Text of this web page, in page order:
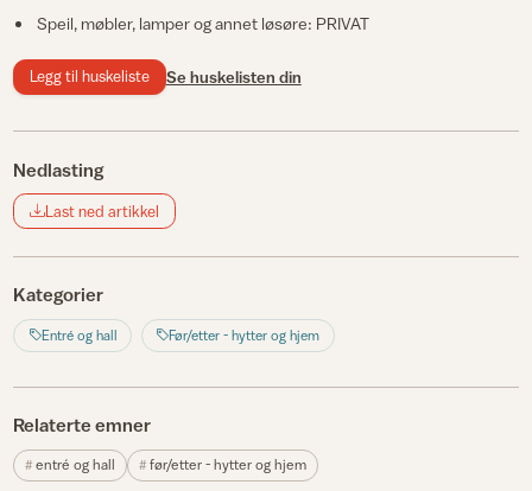
Speil, møbler, lamper og annet løsøre: PRIVAT
Legg til huskeliste Se huskelisten din
Nedlasting
Last ned artikkel
Kategorier
Entré og hall Før/etter - hytter og hjem
Relaterte emner
entré og hall før/etter - hytter og hjem